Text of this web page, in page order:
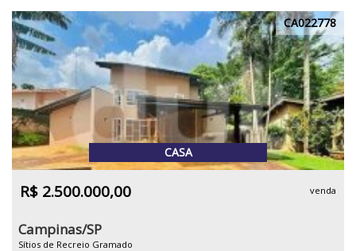
CA022778
CASA
R$ 2.500.000,00 venda
Campinas/SP
Sítios de Recreio Gramado